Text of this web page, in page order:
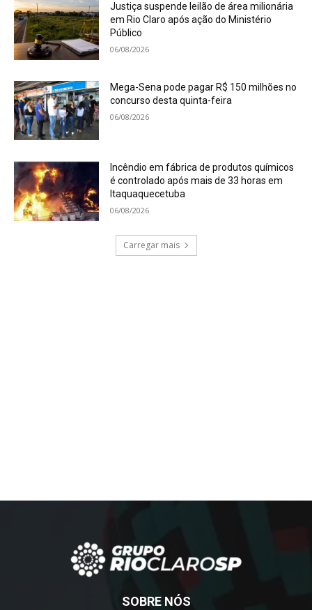
Justiça suspende leilão de área milionária
em Rio Claro após ação do Ministério
Público
06/08/2026
Mega-Sena pode pagar R$ 150 milhões no
concurso desta quinta-feira
06/08/2026
Incêndio em fábrica de produtos químicos
é controlado após mais de 33 horas em
Itaquaquecetuba
06/08/2026
Carregar mais
SOBRE NÓS